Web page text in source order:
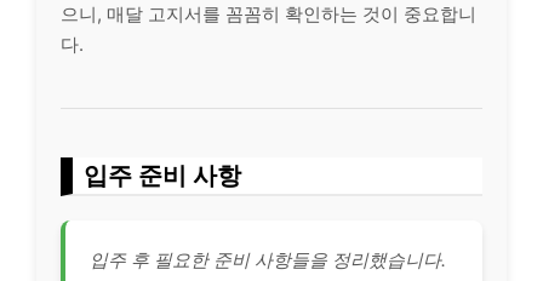
으니, 매달 고지서를 꼼꼼히 확인하는 것이 중요합니
다.
입주 준비 사항
입주 후 필요한 준비 사항들을 정리했습니다.